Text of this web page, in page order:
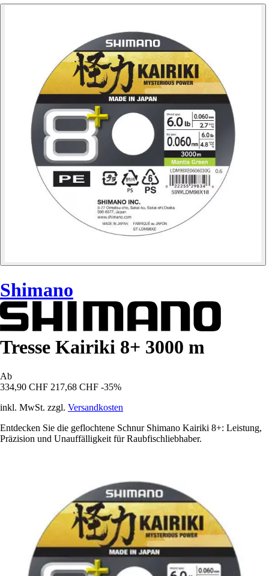
Shimano
Tresse Kairiki 8+ 3000 m
Ab
334,90 CHF 217,68 CHF -35%
inkl. MwSt. zzgl. Versandkosten
Entdecken Sie die geflochtene Schnur Shimano Kairiki 8+: Leistung,
Präzision und Unauffälligkeit für Raubfischliebhaber.